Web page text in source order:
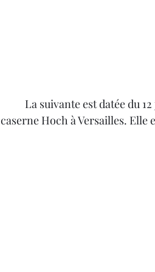
caserne Hoch à Versailles. Elle